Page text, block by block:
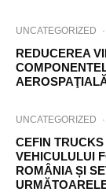
UNCATEGORIZED ·
REDUCEREA
UNCATEGORIZED ·
CEFIN
VEHICULULUI
ROMÂNIA ȘI